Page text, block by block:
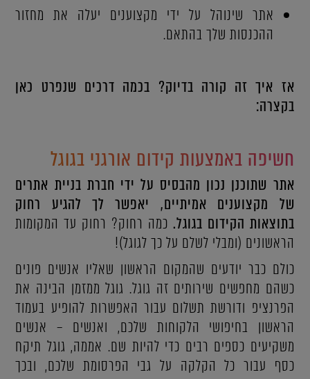
אתר שינוהל על ידי מקצוענים יעלה את מחזור
ההכנסות שלך בהתאם.
אז איך זה קורה בדיוק? בכמה דרכים שנפרט כאן
בקצרה:
חשיפה באמצעות קידום אורגני בגוגל
אתר שתוכנן נכון מהבסיס על ידי חברת בניית אתרים
של מקצוענים אמיתיים, יאפשר לך להגיע רחוק
בתוצאות הקידום בגוגל. כמה רחוק? רחוק עד המקומות
הראשונים (ומבלי לשלם על כך לגוגל)!
כולם כבר יודעים שהמקום הראשון שאליו אנשים פונים
כשהם מחפשים שירותים זה גוגל. גוגל ממזמן הבינה את
הפרנציפ ודורשת תשלום עבור האפשרות להופיע בעמוד
הראשון בחיפושי הלקוחות שלכם, ואנשים – אנשים
משקיעים כספים רבים כדי להיות שם. אממה, גוגל תיקח
כסף עבור כל הקלקה על גבי הפרסומת שלכם, ובכך